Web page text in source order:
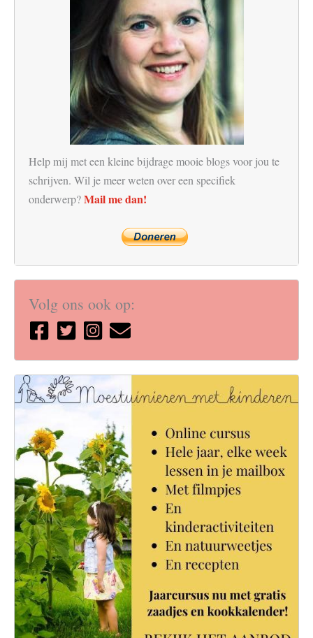
Help mij met een kleine bijdrage mooie blogs voor jou te
schrijven. Wil je meer weten over een specifiek
onderwerp?Mail me dan!
Volg ons ook op: